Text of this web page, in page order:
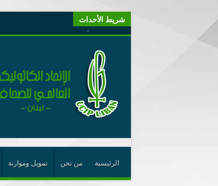
شريط الأحداث
“لبنانيون من أجل الكيان” (اتحاد اورا) :
“الوحدة في التعدّد: إعادة بناء الديمقراطيّة
يتبع في معنى الأعجوبة
ترشيح أسعد جوان لجائزة نوبل يعزّز تثبيت
احتفالات عيد القديس شربل تتواصل في
الأعجوبة في المسيحيّة: معنًى وحدًّا
من يختصر الله يجعل الدين خطرًا
الرئيسية من نحن تمويل وموازنة